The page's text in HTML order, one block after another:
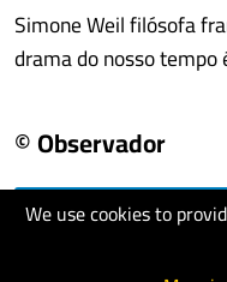
We use cookies to
Simone Weil filósofa
drama do nosso tempo
© Observador